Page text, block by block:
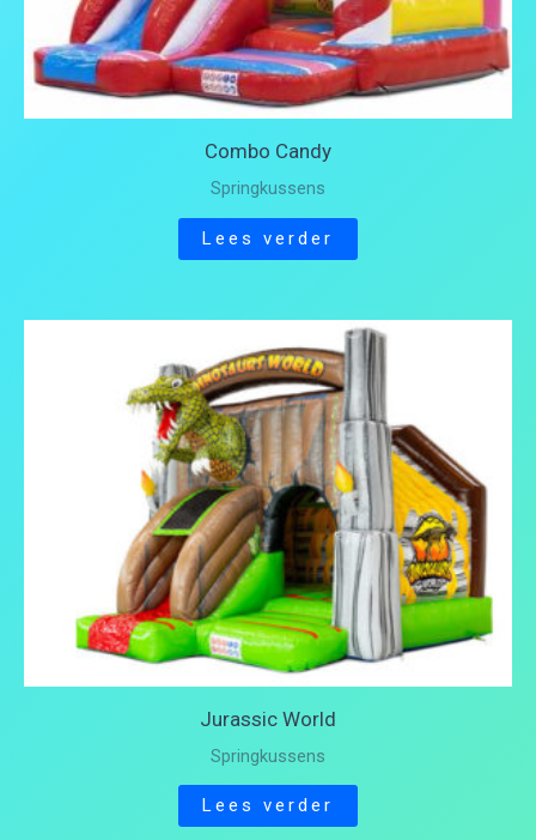
Combo Candy
Springkussens
Lees verder
Jurassic World
Springkussens
Lees verder